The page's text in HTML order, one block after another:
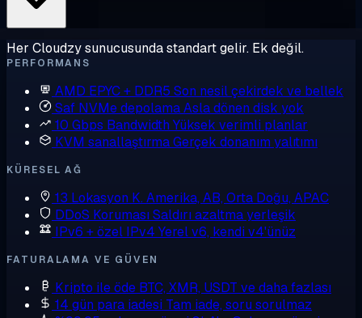
Her Cloudzy sunucusunda standart gelir. Ek değil.
PERFORMANS
AMD EPYC + DDR5 Son nesil çekirdek ve bellek
Saf NVMe depolamaAsla dönen disk yok
10 Gbps Bandwidth Yüksek verimli planlar
KVM sanallaştırmaGerçek donanım yalıtımı
KÜRESEL AĞ
13 Lokasyon K. Amerika, AB, Orta Doğu, APAC
DDoS Koruması Saldırı azaltma yerleşik
IPv6 + özel IPv4 Yerel v6, kendi v4'ünüz
FATURALAMA VE GÜVEN
Kripto ile öde BTC, XMR, USDT ve daha fazlası
14 gün para iadesi Tam iade, soru sorulmaz